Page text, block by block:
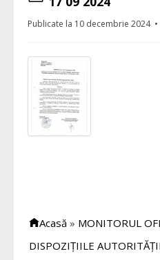
Publicate la 10 decembrie 2024
Acasă » MONITORUL
DISPOZIȚIILE